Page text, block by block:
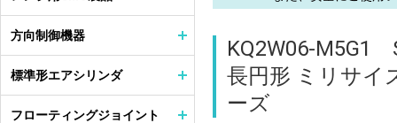
KQ2W06-M5G1
長円形 ミリサイ
ーズ
方向制御機器
標準形エアシリンダ
フローティングジョイント